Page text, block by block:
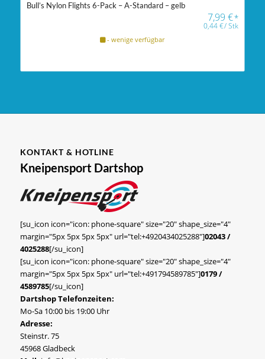
Bull’s Nylon Flights 6-Pack – A-Standard – gelb
7,99€*
0,44€/Stk
- wenige verfügbar
KONTAKT & HOTLINE
Kneipensport Dartshop
[su_icon icon="icon: phone-square" size="20" shape_size="4"
margin="5px 5px 5px 5px" url="tel:+4920434025288"]02043 /
4025288[/su_icon]
[su_icon icon="icon: phone-square" size="20" shape_size="4"
margin="5px 5px 5px 5px" url="tel:+491794589785"]0179 /
4589785[/su_icon]
Dartshop Telefonzeiten:
Mo-Sa 10:00 bis 19:00 Uhr
Adresse:
Steinstr. 75
45968 Gladbeck